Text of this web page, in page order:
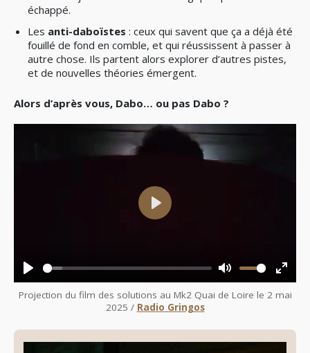
échappé.
Les anti-daboïstes : ceux qui savent que ça a déjà été
fouillé de fond en comble, et qui réussissent à passer à
autre chose. Ils partent alors explorer d’autres pistes,
et de nouvelles théories émergent.
Alors d’après vous, Dabo… ou pas Dabo ?
Play Mute
Enter
Play
Projection du film des solutions au Mk2 Quai de Loire le 2 mai
2025 / Radio Gringos
le